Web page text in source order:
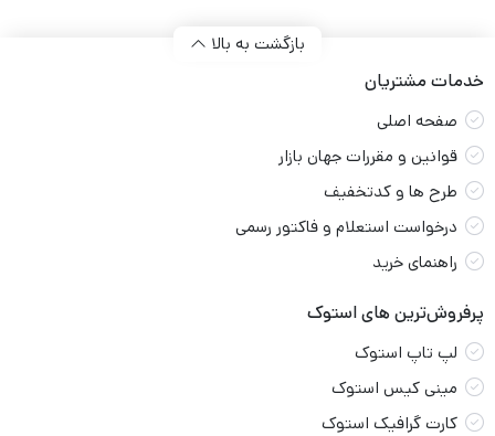
بازگشت به بالا
خدمات مشتریان
صفحه اصلی
قوانین و مقررات جهان بازار
طرح ها و کدتخفیف
درخواست استعلام و فاکتور رسمی
راهنمای خرید
پرفروش‌ترین های استوک
لپ تاپ استوک
مینی کیس استوک
کارت گرافیک استوک